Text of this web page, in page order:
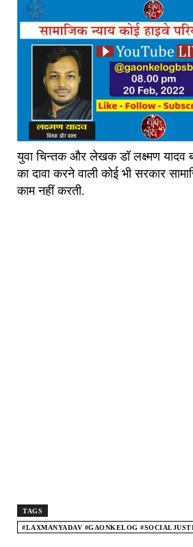
युवा चिन्तक और लेखक डॉ लक्ष्मण यादव
का दावा करने वाली कोई भी सरकार
काम नहीं करती.
TAGS
#LAXMANYADAV #GAONKELOG